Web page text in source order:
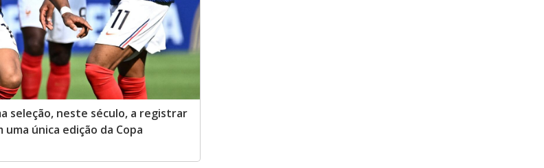
seleção, neste século, a registrar
única edição da Copa